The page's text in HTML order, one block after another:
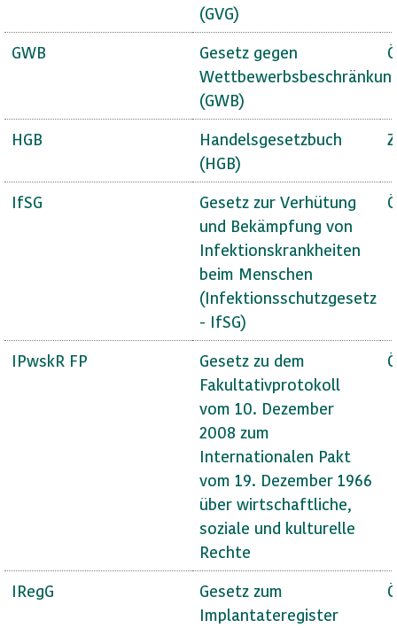
(GVG)
GWB
Gesetz gegen
(GWB)
HGB
Handelsgesetzbuch
(HGB)
IfSG
Gesetz zur Verhütung
und Bekämpfung von
Infektionskrankheiten
beim Menschen
(Infektionsschutzgesetz
- IfSG)
IPwskR FP
Gesetz zu dem
Fakultativprotokoll
vom 10. Dezember
2008 zum
Internationalen Pakt
vom 19. Dezember 1966
über wirtschaftliche,
soziale und kulturelle
Rechte
IRegG
Gesetz zum
Implantateregister